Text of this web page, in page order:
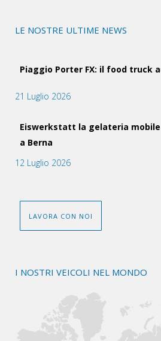
LE NOSTRE ULTIME NEWS
Piaggio Porter FX: il food truck
21 Luglio 2026
Eiswerkstatt la gelateria
a Berna
12 Luglio 2026
LAVORA CON NOI
I NOSTRI VEICOLI NEL MONDO